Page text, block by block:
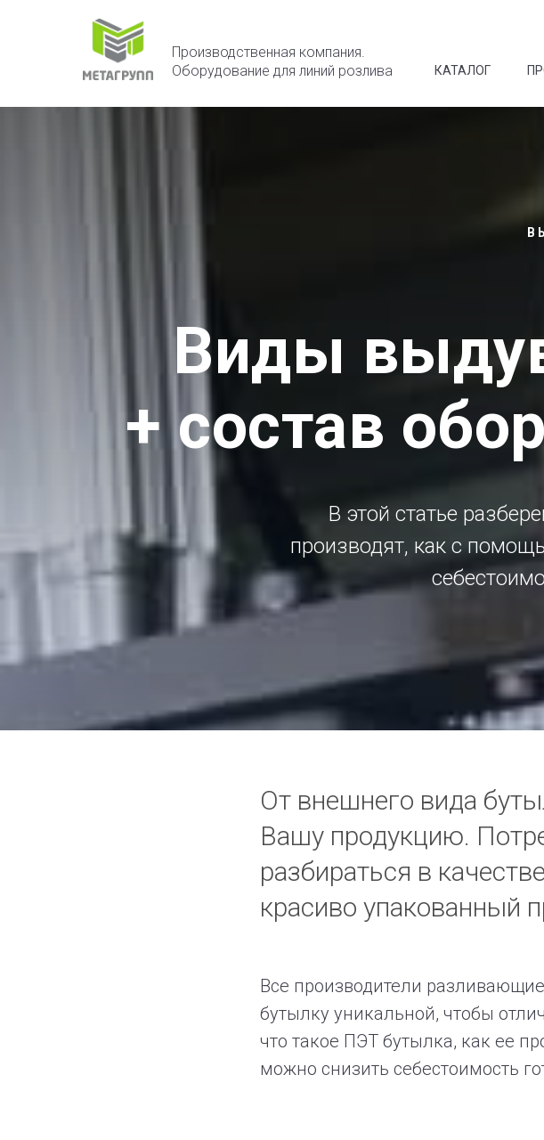
Производственная компания.
Оборудование для линий розлива
КАТАЛОГ
Виды
+ состав
В этой статье
производят, как с
От внешнего вида
Вашу продукцию.
разбираться в
красиво упакованный
Все производители
бутылку уникальной, чтобы
что такое ПЭТ бутылка, как ее
можно снизить себестоимость